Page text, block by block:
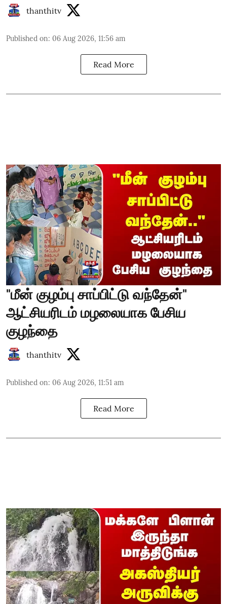
thanthitv
Published on: 06 Aug 2026, 11:56 am
Read More
"மீன் குழம்பு சாப்பிட்டு வந்தேன்"
ஆட்சியரிடம் மழலையாக பேசிய
குழந்தை
thanthitv
Published on: 06 Aug 2026, 11:51 am
Read More